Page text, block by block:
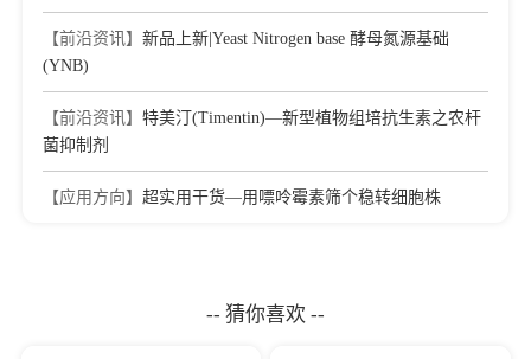
Journal：Biotechnology for Biofuels | DOI：10.1186/s13068-
019-1636-z | IF：5.45
[12] Mapping of Nonhomologous End Joining-Mediated
Yarrowia lipolytica
Journal：ACS Synthetic Biology
10.1021/acssynbio.1c00390 | IF：5.11
10.1021/acssynbio.0c00619 | IF：5.11
【前沿资讯】 新品上新|Yeast Nitrogen base 酵母氮源基础
(YNB)
【前沿资讯】 特美汀(Timentin)—新型植物组培抗生素之农杆
菌抑制剂
【应用方向】 超实用干货—用嘌呤霉素筛个稳转细胞株
-- 猜你喜欢 --